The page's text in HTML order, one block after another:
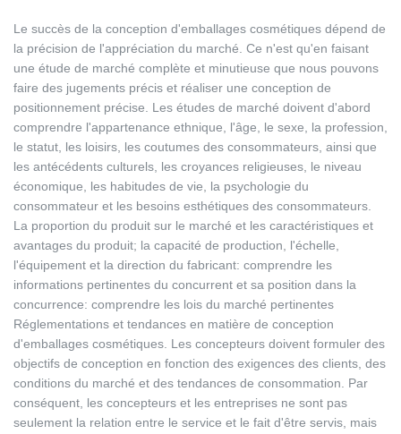
Le succès de la conception d'emballages cosmétiques dépend de
la précision de l'appréciation du marché. Ce n'est qu'en faisant
une étude de marché complète et minutieuse que nous pouvons
faire des jugements précis et réaliser une conception de
positionnement précise. Les études de marché doivent d'abord
comprendre l'appartenance ethnique, l'âge, le sexe, la profession,
le statut, les loisirs, les coutumes des consommateurs, ainsi que
les antécédents culturels, les croyances religieuses, le niveau
économique, les habitudes de vie, la psychologie du
consommateur et les besoins esthétiques des consommateurs.
La proportion du produit sur le marché et les caractéristiques et
avantages du produit; la capacité de production, l'échelle,
l'équipement et la direction du fabricant: comprendre les
informations pertinentes du concurrent et sa position dans la
concurrence: comprendre les lois du marché pertinentes
Réglementations et tendances en matière de conception
d'emballages cosmétiques. Les concepteurs doivent formuler des
objectifs de conception en fonction des exigences des clients, des
conditions du marché et des tendances de consommation. Par
conséquent, les concepteurs et les entreprises ne sont pas
seulement la relation entre le service et le fait d'être servis, mais